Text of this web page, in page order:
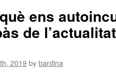
ens
de
2019bybardina